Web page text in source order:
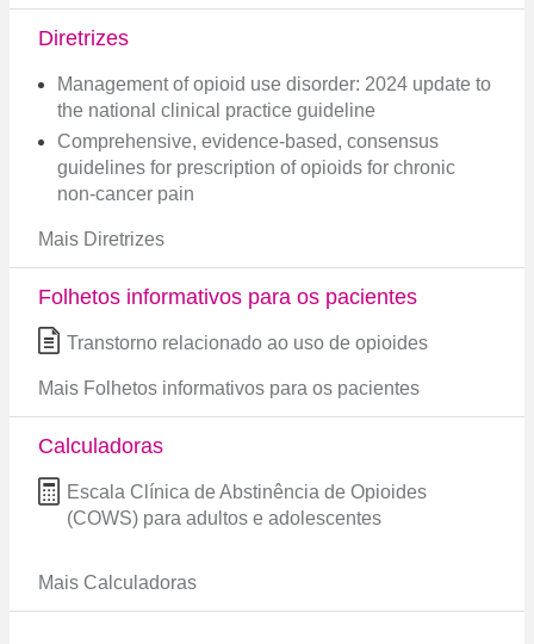
Diretrizes
Management of opioid use disorder: 2024 update to
the national clinical practice guideline
Comprehensive, evidence-based, consensus
guidelines for prescription of opioids for chronic
non-cancer pain
Mais Diretrizes
Folhetos informativos para os pacientes
Transtorno relacionado ao uso de opioides
Mais Folhetos informativos para os pacientes
Calculadoras
Escala Clínica de Abstinência de Opioides
(COWS) para adultos e adolescentes
Mais Calculadoras